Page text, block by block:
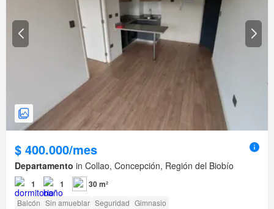
$ 400.000/mes
Departamento in Collao, Concepción, Región del Biobío
1 1 30 m²
Balcón Sin amueblar Seguridad Gimnasio